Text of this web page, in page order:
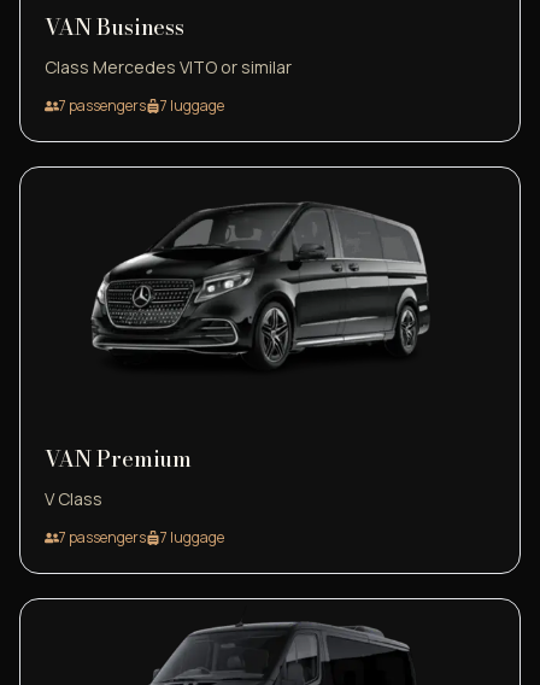
VAN Business
Class Mercedes VITO or similar
7 passengers 7 luggage
VAN Premium
V Class
7 passengers 7 luggage